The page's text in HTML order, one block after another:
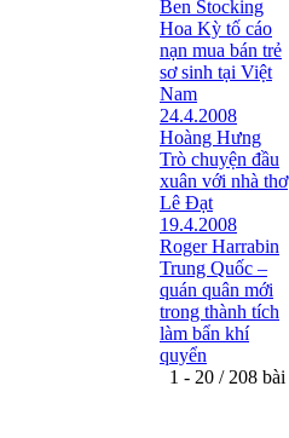
Ben Stocking
Hoa Kỳ tố cáo
nạn mua bán trẻ
sơ sinh tại Việt
Nam
24.4.2008
Hoàng Hưng
Trò chuyện đầu
xuân với nhà thơ
Lê Đạt
19.4.2008
Roger Harrabin
Trung Quốc –
quán quân mới
trong thành tích
làm bẩn khí
quyển
1 - 20 / 208 bài